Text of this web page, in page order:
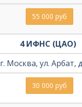
55 000 руб
4 ИФНС (ЦАО)
г. Москва, ул. Арбат,
30 000 руб